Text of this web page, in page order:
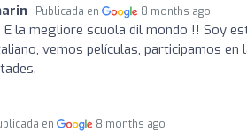
Publicada en 8 months ago
E la megliore scuola dil mondo !! Soy
vemos películas, participamos
en 8 months ago